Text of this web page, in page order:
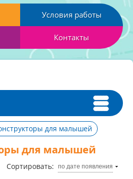
Условия работы
Контакты
для малышей
для малышей
Сортировать: по дате появления